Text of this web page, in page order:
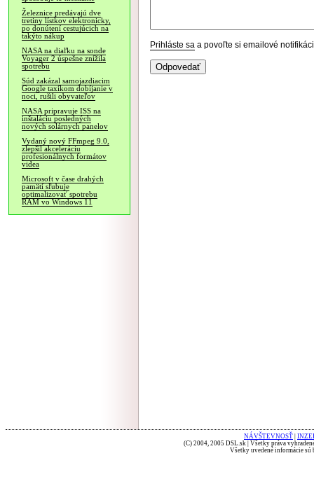
Železnice predávajú dve
tretiny lístkov elektronicky,
po donútení cestujúcich na
takýto nákup
NASA na diaľku na sonde
Voyager 2 úspešne znížila
spotrebu
Súd zakázal samojazdiacim
Google taxíkom dobíjanie v
noci, rušili obyvateľov
NASA pripravuje ISS na
inštaláciu posledných
nových solárnych panelov
Vydaný nový FFmpeg 9.0,
zlepšil akceleráciu
profesionálnych formátov
videa
Microsoft v čase drahých
pamätí sľubuje
optimalizovať spotrebu
RAM vo Windows 11
Prihláste sa a povoľte si emailové
NÁVŠTEVNOSŤ
(C) 2004, 2005 DSL.sk | Všetky práva
Všetky uvedené informácie sú